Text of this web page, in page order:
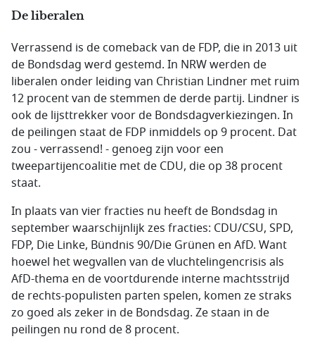
De liberalen
Verrassend is de comeback van de FDP, die in 2013 uit
de Bondsdag werd gestemd. In NRW werden de
liberalen onder leiding van Christian Lindner met ruim
12 procent van de stemmen de derde partij. Lindner is
ook de lijsttrekker voor de Bondsdagverkiezingen. In
de peilingen staat de FDP inmiddels op 9 procent. Dat
zou - verrassend! - genoeg zijn voor een
tweepartijencoalitie met de CDU, die op 38 procent
staat.
In plaats van vier fracties nu heeft de Bondsdag in
september waarschijnlijk zes fracties: CDU/CSU, SPD,
FDP, Die Linke, Bündnis 90/Die Grünen en AfD. Want
hoewel het wegvallen van de vluchtelingencrisis als
AfD-thema en de voortdurende interne machtsstrijd
de rechts-populisten parten spelen, komen ze straks
zo goed als zeker in de Bondsdag. Ze staan in de
peilingen nu rond de 8 procent.